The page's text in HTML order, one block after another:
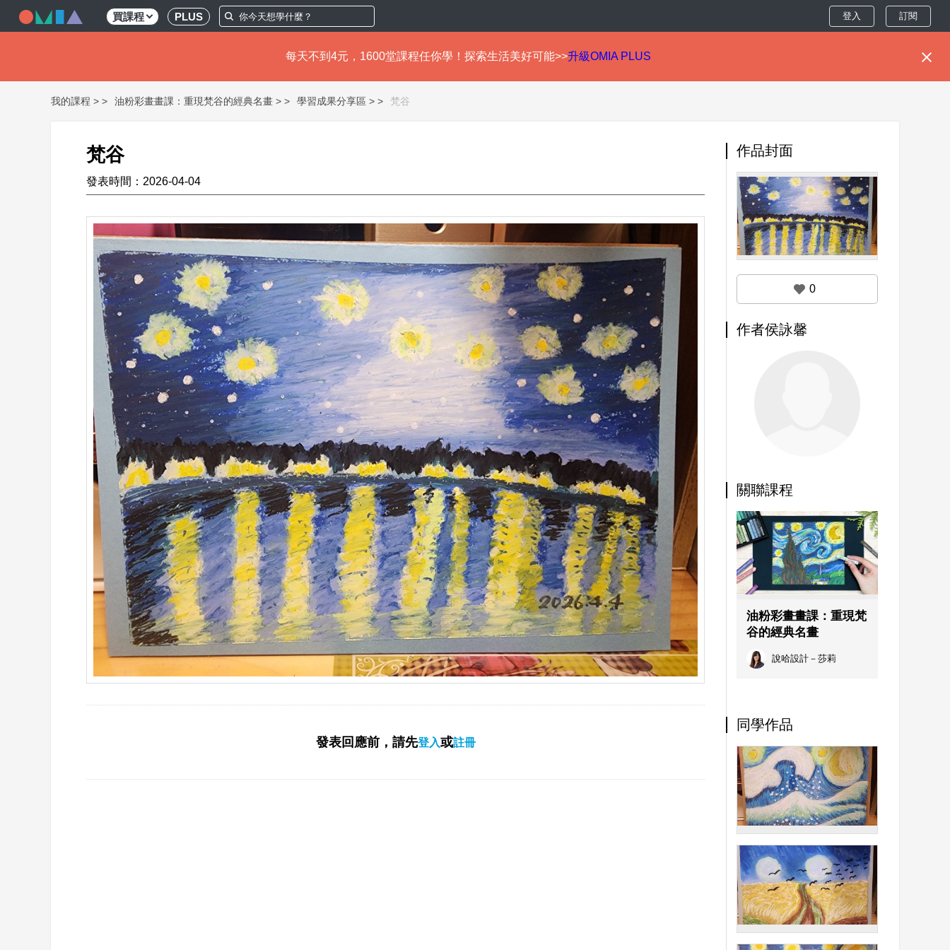
買課程 PLUS 登入 訂閱
每天不到4元，1600堂課程任你學！探索生活美好可能>>升級OMIA PLUS
我的課程 > 油粉彩畫畫課：重現梵谷的經典名畫 > 學習成果分享區 > 梵谷
梵谷
發表時間：2026-04-04
發表回應前，請先登入或註冊
作品封面
0
作者侯詠馨
關聯課程
油粉彩畫畫課：重現梵
谷的經典名畫
說哈設計－莎莉
同學作品